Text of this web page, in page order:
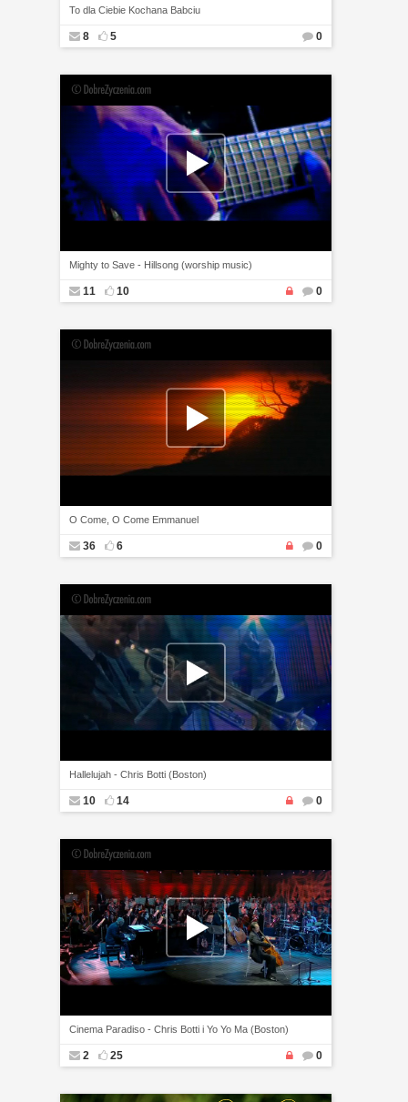
To dla Ciebie Kochana Babciu
8 5 0
Mighty to Save - Hillsong (worship music)
11 10 0
O Come, O Come Emmanuel
36 6 0
Hallelujah - Chris Botti (Boston)
10 14 0
Cinema Paradiso - Chris Botti i Yo Yo Ma (Boston)
2 25 0